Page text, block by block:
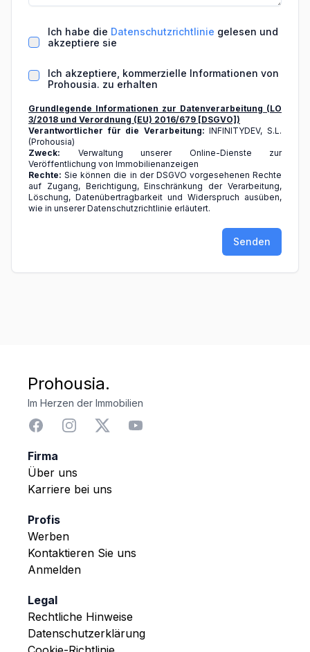
Ich habe die Datenschutzrichtlinie gelesen und
akzeptiere sie
Ich akzeptiere, kommerzielle Informationen von
Prohousia. zu erhalten
Grundlegende Informationen zur Datenverarbeitung (LO
3/2018 und Verordnung (EU) 2016/679 [DSGVO])
Verantwortlicher für die Verarbeitung: INFINITYDEV, S.L.
(Prohousia)
Zweck: Verwaltung unserer Online-Dienste zur
Veröffentlichung von Immobilienanzeigen
Rechte: Sie können die in der DSGVO vorgesehenen Rechte
auf Zugang, Berichtigung, Einschränkung der Verarbeitung,
Löschung, Datenübertragbarkeit und Widerspruch ausüben,
wie in unserer Datenschutzrichtlinie erläutert.
Senden
Prohousia.
Im Herzen der Immobilien
Firma
Über uns
Karriere bei uns
Profis
Werben
Kontaktieren Sie uns
Anmelden
Legal
Rechtliche Hinweise
Datenschutzerklärung